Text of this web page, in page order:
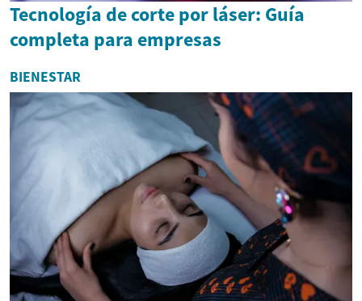
Tecnología de corte por láser: Guía
completa para empresas
BIENESTAR